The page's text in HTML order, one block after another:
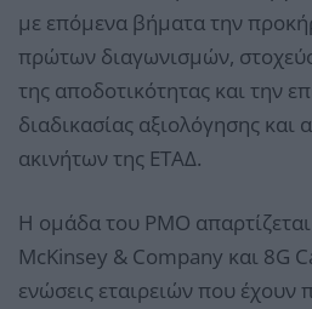
με επόμενα βήματα την
πρώτων διαγωνισμών,
της αποδοτικότητας και την
διαδικασίας αξιολόγησης και
ακινήτων της ΕΤΑΔ.
Η ομάδα του PMO
McKinsey & Company και 8G
ενώσεις εταιρειών που έχουν